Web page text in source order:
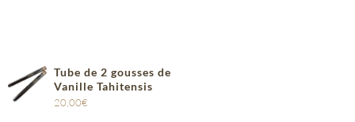
Tube de 2 gousses de
Vanille Tahitensis
20,00€